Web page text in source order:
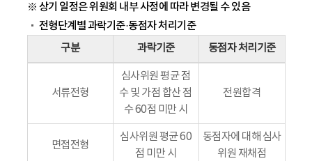
※ 상기 일정은 위원회 내부 사정에 따라 변경될 수 있음
전형단계별 과락기준·동점자 처리기준
구분 과락기준 동점자 처리기준
서류전형
심사위원 평균 점
수 및 가점 합산 점
수 60점 미만 시
전원합격
면접전형
심사위원 평균 60
점 미만 시
동점자에 대해 심사
위원 재채점